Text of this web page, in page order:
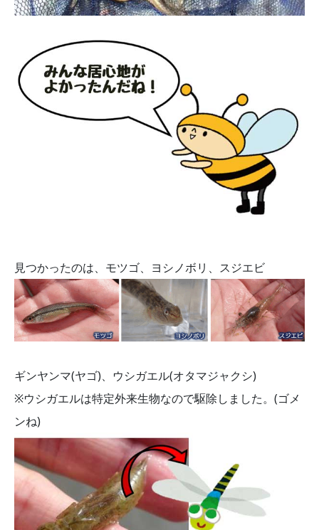
見つかったのは、モツゴ、ヨシノボリ、スジエビ
ギンヤンマ(ヤゴ)、ウシガエル(オタマジャクシ)
※ウシガエルは特定外来生物なので駆除しました。(ゴメ
ンね)